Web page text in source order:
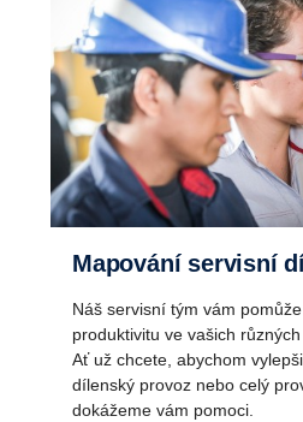
Mapování servisní
Náš servisní tým vám
produktivitu ve vašich
Ať už chcete, abychom
dílenský provoz nebo celý
dokážeme vám pomoci.